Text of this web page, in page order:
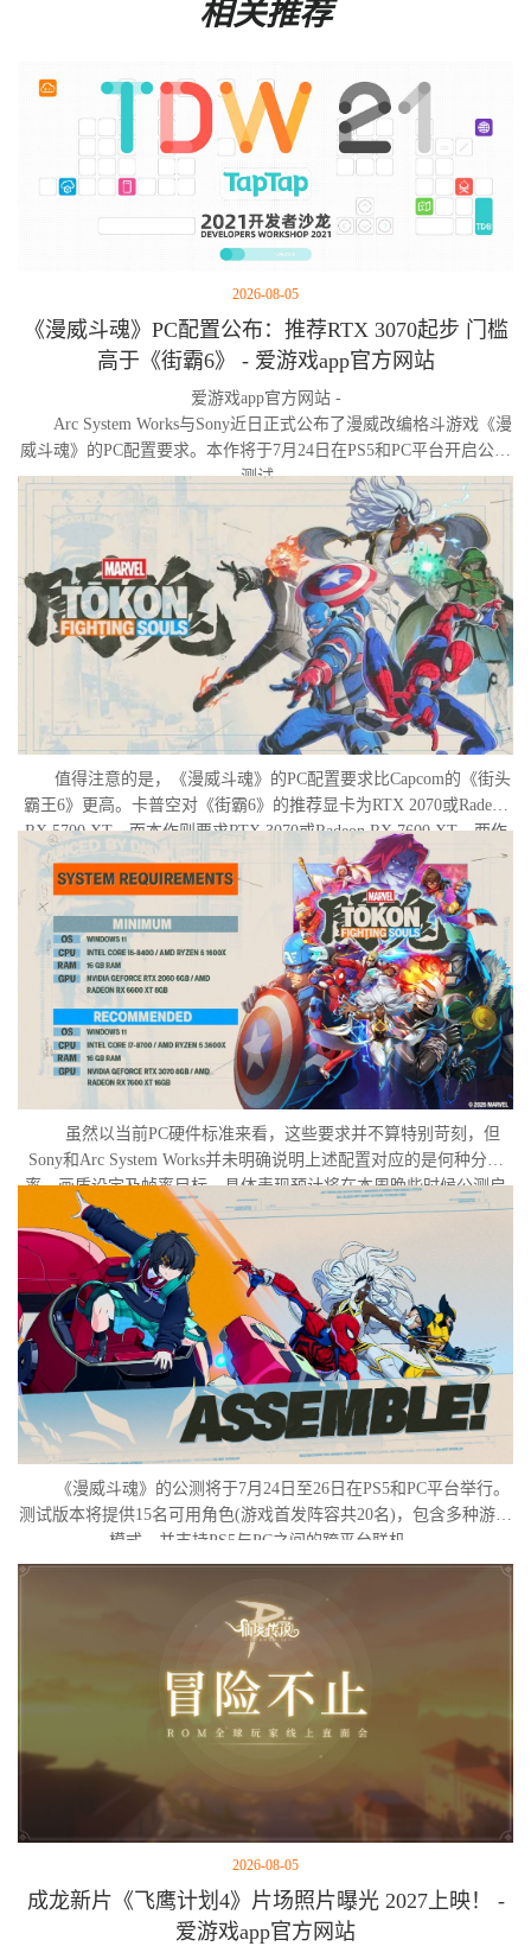
相关推荐
2026-08-05
《漫威斗魂》PC配置公布：推荐RTX 3070起步 门槛
高于《街霸6》 - 爱游戏app官方网站
爱游戏app官方网站 -
Arc System Works与Sony近日正式公布了漫威改编格斗游戏《漫
威斗魂》的PC配置要求。本作将于7月24日在PS5和PC平台开启公开
测试。
值得注意的是，《漫威斗魂》的PC配置要求比Capcom的《街头
霸王6》更高。卡普空对《街霸6》的推荐显卡为RTX 2070或Radeon
RX 5700 XT，而本作则要求RTX 3070或Radeon RX 7600 XT。两作
的CPU要求基本持平，这意味着性能门槛的提升主要集中在显卡
端，很可能为了支撑游戏中更为华丽的视觉效果和舞台表现。
虽然以当前PC硬件标准来看，这些要求并不算特别苛刻，但
Sony和Arc System Works并未明确说明上述配置对应的是何种分辨
率、画质设定及帧率目标。具体表现预计将在本周晚些时候公测启
动后揭晓。
《漫威斗魂》的公测将于7月24日至26日在PS5和PC平台举行。
测试版本将提供15名可用角色(游戏首发阵容共20名)，包含多种游戏
模式，并支持PS5与PC之间的跨平台联机。
2026-08-05
成龙新片《飞鹰计划4》片场照片曝光 2027上映！ -
爱游戏app官方网站